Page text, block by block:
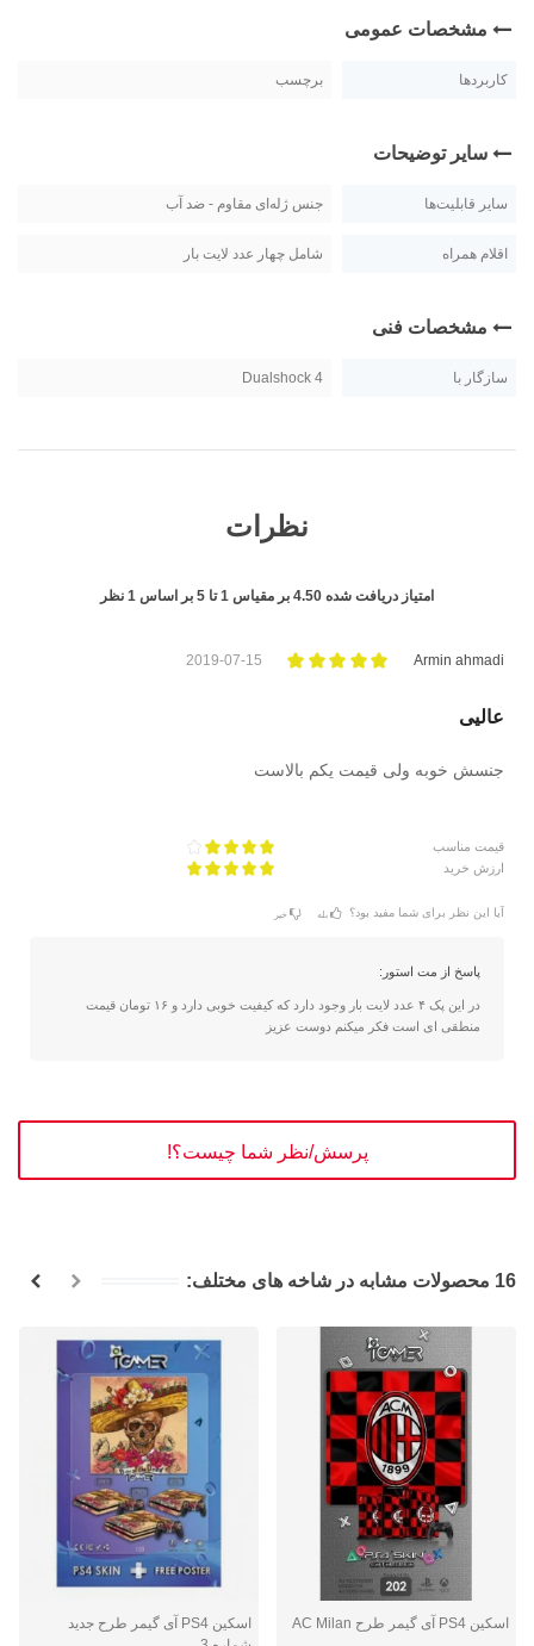
مشخصات عمومی
کاربردها برچسب
سایر توضیحات
سایر قابلیت‌ها جنس ژله‌ای مقاوم - ضد آب
اقلام همراه شامل چهار عدد لایت بار
مشخصات فنی
سازگار با Dualshock 4
نظرات
امتیاز دریافت شده 4.50 بر مقیاس 1تا 5 بر اساس 1 نظر
Armin ahmadi
2019-07-15
عالیی
جنسش خوبه ولی قیمت یکم بالاست
قیمت مناسب
ارزش خرید
آیا این نظر برای شما مفید بود؟ بله خیر
پاسخ از مت استور:
در این پک ۴ عدد لایت بار وجود دارد که کیفیت خوبی دارد و ۱۶ تومان قیمت
منطقی ای است فکر میکنم دوست عزیز
پرسش/نظر شما چیست؟!
16 محصولات مشابه در شاخه های مختلف:
اسکین PS4 آی گیمر طرح AC Milan
اسکین PS4 آی گیمر طرح جدید